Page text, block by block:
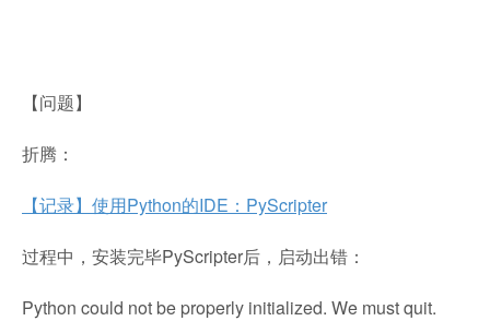
【问题】
折腾：
【记录】使用Python的IDE：PyScripter
过程中，安装完毕PyScripter后，启动出错：
Python could not be properly initialized. We must quit.